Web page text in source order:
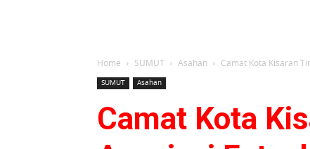
Home SUMUT Asahan Camat Kota Kisaran
SUMUT Asahan
Camat Kota